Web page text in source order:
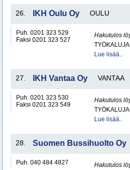
26. IKH Oulu Oy OULU
Puh. 0201 323 529
Faksi 0201 323 527
Hakutulos
TYÖKALUJA
Lue lisää..
27. IKH Vantaa Oy VANTAA
Puh. 0201 323 530
Faksi 0201 323 549
Hakutulos
TYÖKALUJA
Lue lisää..
28. Suomen Bussihuolto Oy
Puh. 040 484 4827
Hakutulos